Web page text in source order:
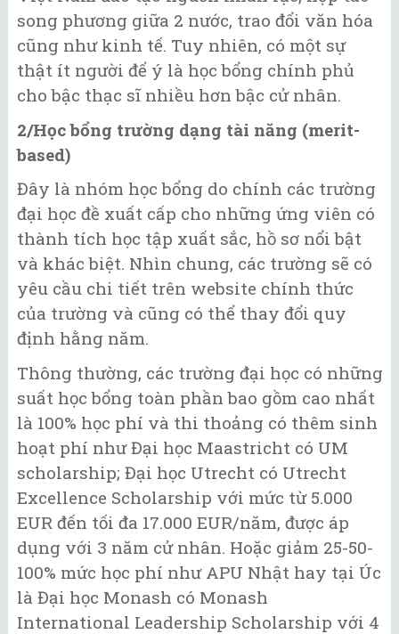
song phương giữa 2 nước, trao đổi văn hóa
cũng như kinh tế. Tuy nhiên, có một sự
thật ít người để ý là học bổng chính phủ
cho bậc thạc sĩ nhiều hơn bậc cử nhân.
2/Học bổng trường dạng tài năng (merit-
based)
Đây là nhóm học bổng do chính các trường
đại học đề xuất cấp cho những ứng viên có
thành tích học tập xuất sắc, hồ sơ nổi bật
và khác biệt. Nhìn chung, các trường sẽ có
yêu cầu chi tiết trên website chính thức
của trường và cũng có thể thay đổi quy
định hằng năm.
Thông thường, các trường đại học có những
suất học bổng toàn phần bao gồm cao nhất
là 100% học phí và thi thoảng có thêm sinh
hoạt phí như Đại học Maastricht có UM
scholarship; Đại học Utrecht có Utrecht
Excellence Scholarship với mức từ 5.000
EUR đến tối đa 17.000 EUR/năm, được áp
dụng với 3 năm cử nhân. Hoặc giảm 25-50-
100% mức học phí như APU Nhật hay tại Úc
là Đại học Monash có Monash
International Leadership Scholarship với 4